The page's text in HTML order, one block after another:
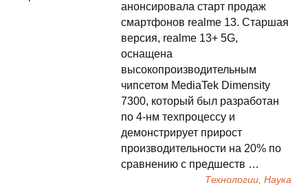
анонсировала старт продаж
смартфонов realme 13. Старшая
версия, realme 13+ 5G,
оснащена
высокопроизводительным
чипсетом MediaTek Dimensity
7300, который был разработан
по 4-нм техпроцессу и
демонстрирует прирост
производительности на 20% по
сравнению с предшеств …
Технологии, Наука